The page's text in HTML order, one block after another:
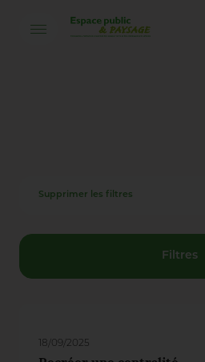
Supprimer les filtres
Filtres
18/09/2025